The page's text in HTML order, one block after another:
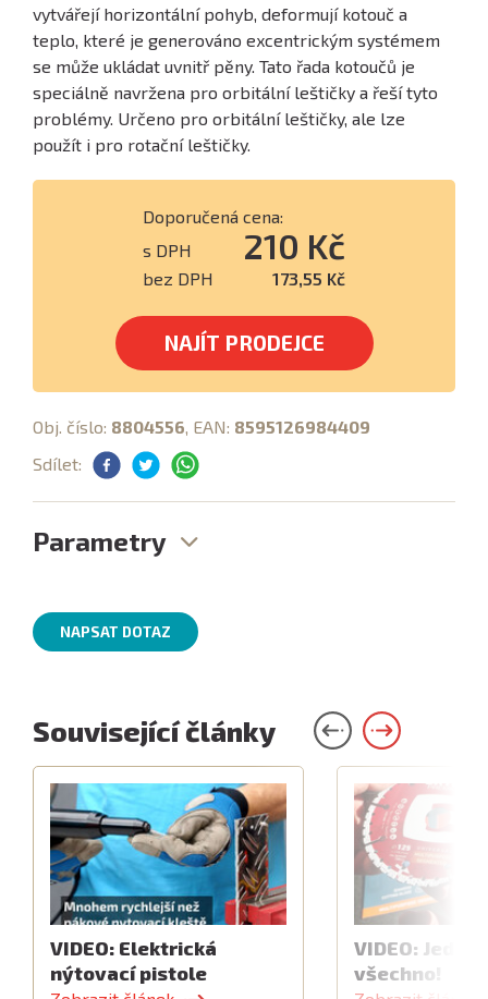
vytvářejí horizontální pohyb, deformují kotouč a
teplo, které je generováno excentrickým systémem
se může ukládat uvnitř pěny. Tato řada kotoučů je
speciálně navržena pro orbitální leštičky a řeší tyto
problémy. Určeno pro orbitální leštičky, ale lze
použít i pro rotační leštičky.
Doporučená cena:
s DPH
210 Kč
bez DPH 173,55 Kč
NAJÍT PRODEJCE
Obj. číslo: 8804556, EAN: 8595126984409
Sdílet:
Parametry
NAPSAT DOTAZ
Související články
VIDEO: Elektrická
nýtovací pistole
VIDEO:
všechno!